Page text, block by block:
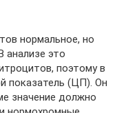
нормальное, но
анализе это
поэтому в
показатель (ЦП). Он
значение должно